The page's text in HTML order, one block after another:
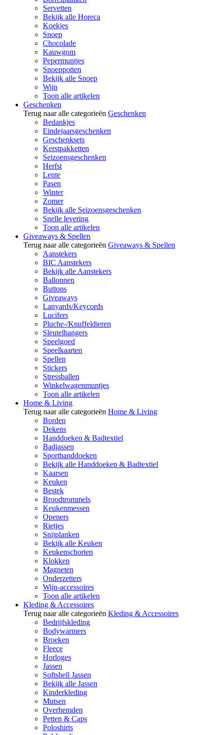
Servetten
Bekijk alle Horeca
Koekjes
Snoep
Chocolade
Kauwgom
Pepermuntjes
Snoeppotten
Bekijk alle Snoep
Wijn
Toon alle artikelen
Geschenken
Terug naar alle categorieën Geschenken
Bedankjes
Eindejaarsgeschenken
Geschenksets
Kerstpakketten
Seizoensgeschenken
Herfst
Lente
Pasen
Winter
Zomer
Bekijk alle Seizoensgeschenken
Snelle levering
Toon alle artikelen
Giveaways & Spellen
Terug naar alle categorieën Giveaways & Spellen
Aanstekers
BIC Aanstekers
Bekijk alle Aanstekers
Ballonnen
Buttons
Giveaways
Lanyards/Keycords
Lucifers
Pluche-/Knuffeldieren
Sleutelhangers
Speelgoed
Speelkaarten
Spellen
Stickers
Stressballen
Winkelwagenmuntjes
Toon alle artikelen
Home & Living
Terug naar alle categorieën Home & Living
Borden
Dekens
Handdoeken & Badtextiel
Badjassen
Sporthanddoeken
Bekijk alle Handdoeken & Badtextiel
Kaarsen
Keuken
Bestek
Broodtrommels
Keukenmessen
Openers
Rietjes
Snijplanken
Bekijk alle Keuken
Keukenschorten
Klokken
Magneten
Onderzetters
Wijn-accessoires
Toon alle artikelen
Kleding & Accessoires
Terug naar alle categorieën Kleding & Accessoires
Bedrijfskleding
Bodywarmers
Broeken
Fleece
Horloges
Jassen
Softshell Jassen
Bekijk alle Jassen
Kinderkleding
Mutsen
Overhemden
Petten & Caps
Poloshirts